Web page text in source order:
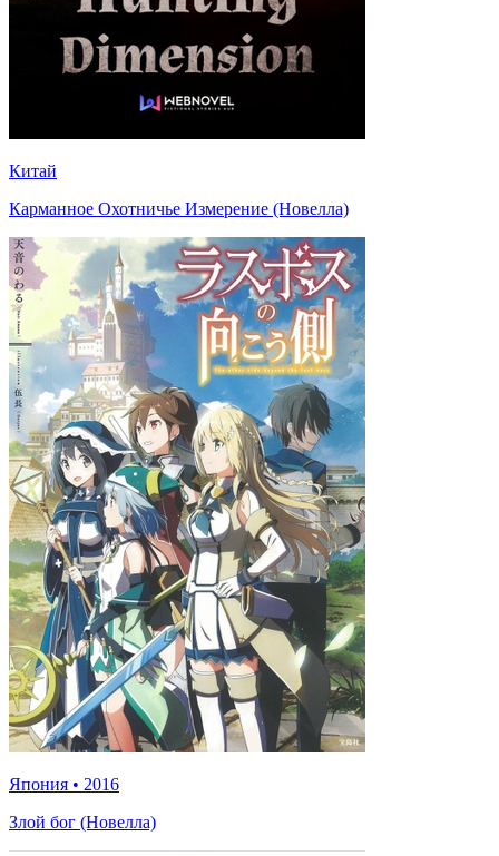
Китай
Карманное Охотничье Измерение (Новелла)
Япония • 2016
Злой бог (Новелла)